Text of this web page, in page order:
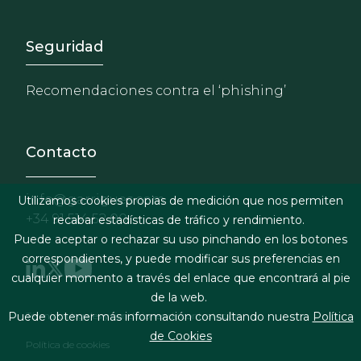
Footer - Extranet y
Seguridad
Recomendaciones contra el ‘phishing’
Contacto
info@garrigues.com
+34 91 514 52 00
Footer menu
Términos legales y condiciones de contratación
Política de cookies
Utilizamos cookies propias de medición que nos permiten
recabar estadísticas de tráfico y rendimiento.
Puede aceptar o rechazar su uso pinchando en los botones
correspondientes, y puede modificar sus preferencias en
cualquier momento a través del enlace que encontrará al pie
de la web.
Puede obtener más información consultando nuestra Política
de Cookies